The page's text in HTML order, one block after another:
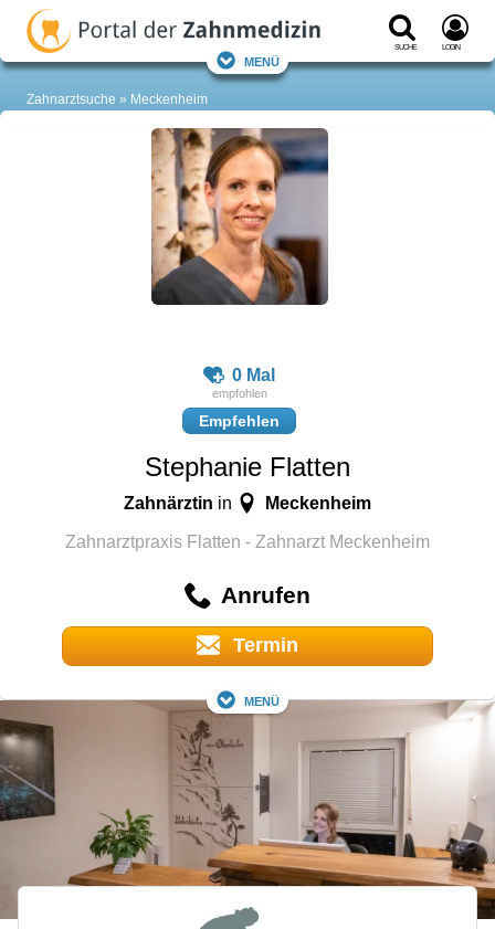
Suche Login
Menü
Zahnarztsuche Meckenheim
0 Mal
Empfehlen
Stephanie Flatten
Zahnärztin in Meckenheim
Zahnarztpraxis Flatten - Zahnarzt Meckenheim
Anrufen
Termin
Menü